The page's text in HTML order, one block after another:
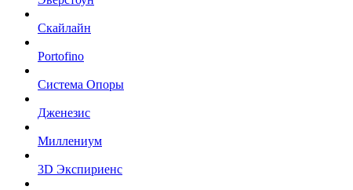
Скайлайн
Portofino
Система Опоры
Дженезис
Миллениум
3D Экспириенс